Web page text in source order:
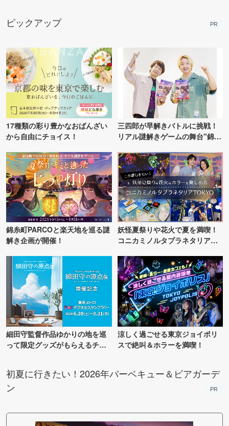
ピックアップ PR
17種類の彩り豊かなおばんざい
から自由にチョイス！
三四郎が早解きバトルに挑戦！
リアル謎解きゲームの舞台"錦糸
錦糸町PARCOと楽天地を巡る謎
解き企画が開催！
妖怪夏祭りや花火で夏を満喫！
コニカミノルタプラネタリア
細田守監督作品ゆかりの地を巡
って限定グッズがもらえるチャ
涼しく過ごせる東京ジョイポリ
スで絶叫＆ホラーを満喫！
初夏に行きたい！2026年バーベキュー＆ビアガーデ
ン
PR